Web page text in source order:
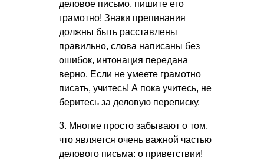
деловое письмо, пишите его
грамотно! Знаки препинания
должны быть расставлены
правильно, слова написаны без
ошибок, интонация передана
верно. Если не умеете грамотно
писать, учитесь! А пока учитесь, не
беритесь за деловую переписку.
3. Многие просто забывают о том,
что является очень важной частью
делового письма: о приветствии!